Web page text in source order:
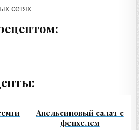
сетях
Апельсиновый салат с
фенхелем